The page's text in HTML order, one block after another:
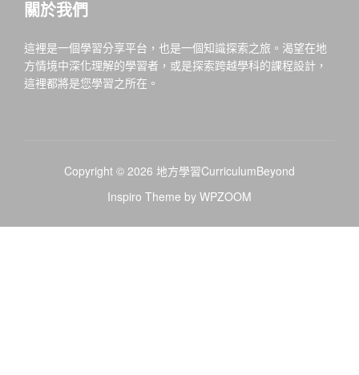
關於我們
這裡是一個學習分享平台，也是一個知識探索之旅。渴望在地
方情境中深化理解的學習者，或是探索跨越學科的課程設計，
這裡都將是您學習之所在。
Copyright © 2026 地方學習CurriculumBeyond
Inspiro Theme by WPZOOM